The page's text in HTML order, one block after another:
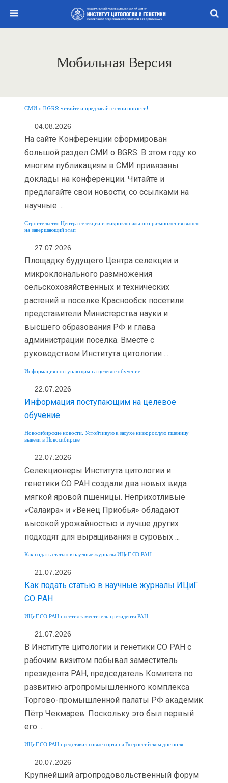
Мобильная Версия
СМИ о BGRS: читайте и предлагайте свои новости!
04.08.2026
На сайте Конференции сформирован
большой раздел СМИ о BGRS. В этом году ко
многим публикациям в СМИ привязаны
доклады на конференции. Читайте и
предлагайте свои новости, со ссылками на
научные ...
Строительство Центра селекции и микроклонального размножения вышло
на завершающий этап
27.07.2026
Площадку будущего Центра селекции и
микроклонального размножения
сельскохозяйственных и технических
растений в поселке Краснообск посетили
представители Министерства науки и
высшего образования РФ и глава
администрации поселка. Вместе с
руководством Института цитологии ...
Информация поступающим на целевое обучение
22.07.2026
Информация поступающим на целевое
обучение
Новосибирские новости. Устойчивую к засухе низкорослую пшеницу
вывели в Новосибирске
22.07.2026
Селекционеры Института цитологии и
генетики СО РАН создали два новых вида
мягкой яровой пшеницы. Неприхотливые
«Салаира» и «Венец Приобья» обладают
высокой урожайностью и лучше других
подходят для выращивания в суровых ...
Как подать статью в научные журналы ИЦиГ СО РАН
21.07.2026
Как подать статью в научные журналы ИЦиГ
СО РАН
ИЦиГ СО РАН посетил заместитель президента РАН
21.07.2026
В Институте цитологии и генетики СО РАН с
рабочим визитом побывал заместитель
президента РАН, председатель Комитета по
развитию агропромышленного комплекса
Торгово-промышленной палаты РФ академик
Пётр Чекмарев. Поскольку это был первый
его ...
ИЦиГ СО РАН представил новые сорта на Всероссийском дне поля
20.07.2026
Крупнейший агропродовольственный форум